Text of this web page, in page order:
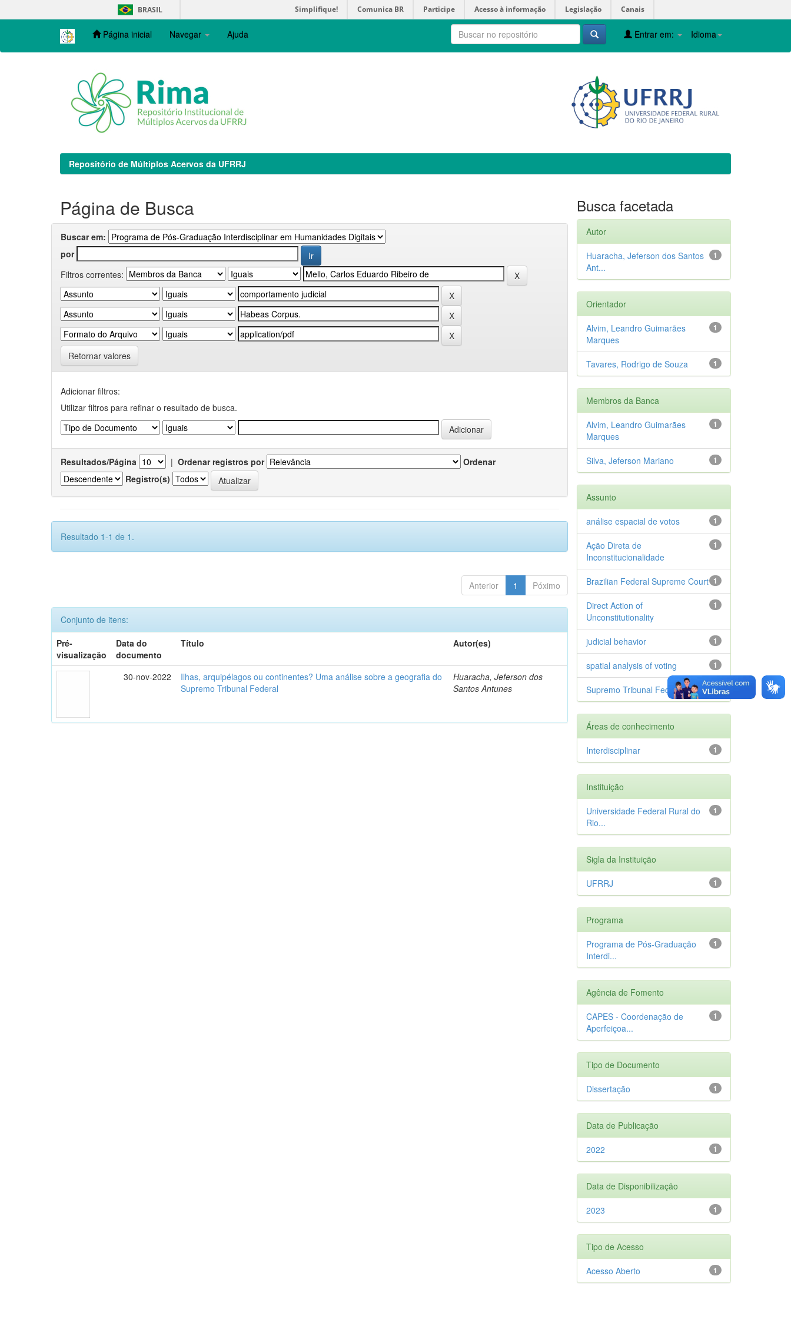
navigation
BRASIL Simplifique! Comunica BR Participe Acesso à informação Legislação Canais
Página inicial Navegar Ajuda Idioma
Entrar em:
Repositório de Múltiplos Acervos da UFRRJ
Página de Busca
Buscar em:
por
Filtros correntes:
Retornar valores
Adicionar filtros:
Utilizar filtros para refinar o resultado de busca.
Resultados/Página | Ordenar registros por
Ordenar
Registro(s)
Resultado 1-1 de 1.
Anterior 1 Póximo
Conjunto de itens:
Pré-
visualização
Data do
documento
Título Autor(es)
30-nov-2022
Ilhas, arquipélagos ou continentes? Uma análise sobre a geografia do
Supremo Tribunal Federal
Huaracha, Jeferson dos
Santos Antunes
Busca facetada
Autor
1
Huaracha, Jeferson dos Santos
Ant...
Orientador
1
Alvim, Leandro Guimarães
Marques
1
Tavares, Rodrigo de Souza
Membros da Banca
1
Alvim, Leandro Guimarães
Marques
1
Silva, Jeferson Mariano
Assunto
1
análise espacial de votos
1
Ação Direta de
Inconstitucionalidade
1
Brazilian Federal Supreme Court
1
Direct Action of
Unconstitutionality
1
judicial behavior
1
spatial analysis of voting
1
Supremo Tribunal Federal
Áreas de conhecimento
1
Interdisciplinar
Instituição
1
Universidade Federal Rural do
Rio...
Sigla da Instituição
1
UFRRJ
Programa
1
Programa de Pós-Graduação
Interdi...
Agência de Fomento
1
CAPES - Coordenação de
Aperfeiçoa...
Tipo de Documento
1
Dissertação
Data de Publicação
1
2022
Data de Disponibilização
1
2023
Tipo de Acesso
1
Acesso Aberto